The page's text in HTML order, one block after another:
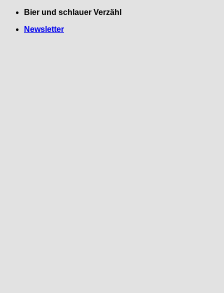
Zum
springen
Bier und schlauer Verzähl
Newsletter